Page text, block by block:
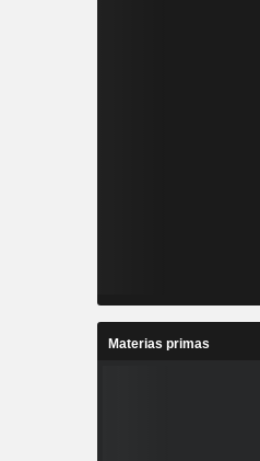
Materias primas